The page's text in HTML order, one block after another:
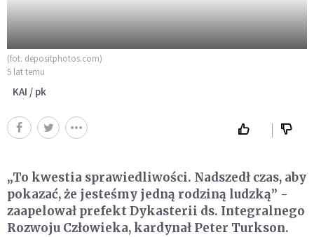
(fot. depositphotos.com)
5 lat temu
KAI / pk
„To kwestia sprawiedliwości. Nadszedł czas, aby
pokazać, że jesteśmy jedną rodziną ludzką” -
zaapelował prefekt Dykasterii ds. Integralnego
Rozwoju Człowieka, kardynał Peter Turkson.